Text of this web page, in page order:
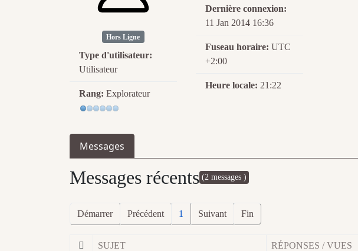
Hors Ligne
Type d'utilisateur:
Utilisateur
Rang: Explorateur
Dernière connexion:
11 Jan 2014 16:36
Fuseau horaire: UTC
+2:00
Heure locale: 21:22
Messages
Messages récents (2 messages )
Démarrer Précédent 1 Suivant Fin
SUJET RÉPONSES / VUES